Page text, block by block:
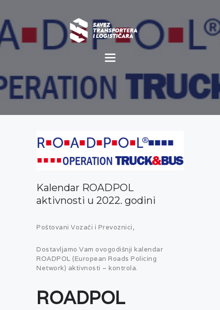
NOVOSTI
KOMERCIJALNE
POVOLJNOSTI
GALERIJA
Kalendar ROADPOL
aktivnosti u 2022. godini
Poštovani Vozači i Prevoznici,
Dostavljamo Vam ovogodišnji kalendar
ROADPOL (European Roads Policing
Network) aktivnosti – kontrola.
ROADPOL